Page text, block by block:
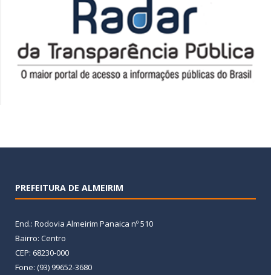
PREFEITURA DE ALMEIRIM
End.: Rodovia Almeirim Panaica nº 510
Bairro: Centro
CEP: 68230-000
Fone: (93) 99652-3680